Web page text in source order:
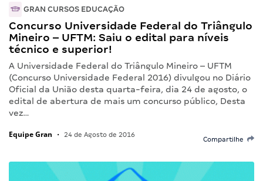
GRAN CURSOS EDUCAÇÃO
Concurso Universidade Federal do Triângulo
Mineiro – UFTM: Saiu o edital para níveis
técnico e superior!
A Universidade Federal do Triângulo Mineiro – UFTM
(Concurso Universidade Federal 2016) divulgou no Diário
Oficial da União desta quarta-feira, dia 24 de agosto, o
edital de abertura de mais um concurso público, Desta
vez…
Equipe Gran • 24 de Agosto de 2016
Compartilhe